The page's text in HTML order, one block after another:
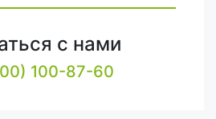
с нами
100-87-60